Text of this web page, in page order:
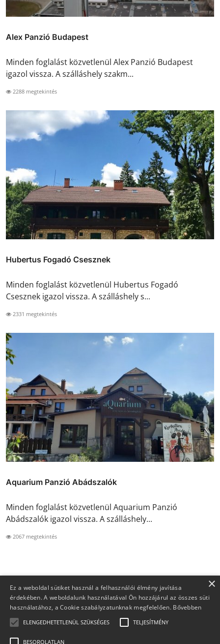
Alex Panzió Budapest
Minden foglalást közvetlenül Alex Panzió Budapest
igazol vissza. A szálláshely szakm...
2288 megtekintés
Hubertus Fogadó Csesznek
Minden foglalást közvetlenül Hubertus Fogadó
Csesznek igazol vissza. A szálláshely s...
2331 megtekintés
Aquarium Panzió Abádszalók
Minden foglalást közvetlenül Aquarium Panzió
Abádszalók igazol vissza. A szálláshely...
2067 megtekintés
×
Ez a weboldal sütiket használ a felhasználói élmény javítása
érdekében. A weboldalunk használatával Ön hozzájárul az összes süti
használatához, a Cookie szabályzatunknak megfelelően. Bővebben
ELENGEDHETETLENÜL SZÜKSÉGES TELJESÍTMÉNY
BESOROLATLAN